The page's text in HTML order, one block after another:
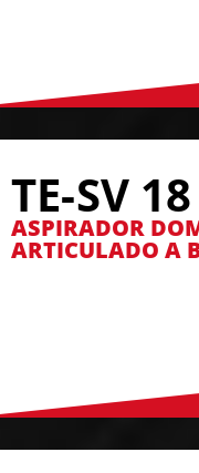
TE-SV
ASPIRADOR
ARTICULADO A